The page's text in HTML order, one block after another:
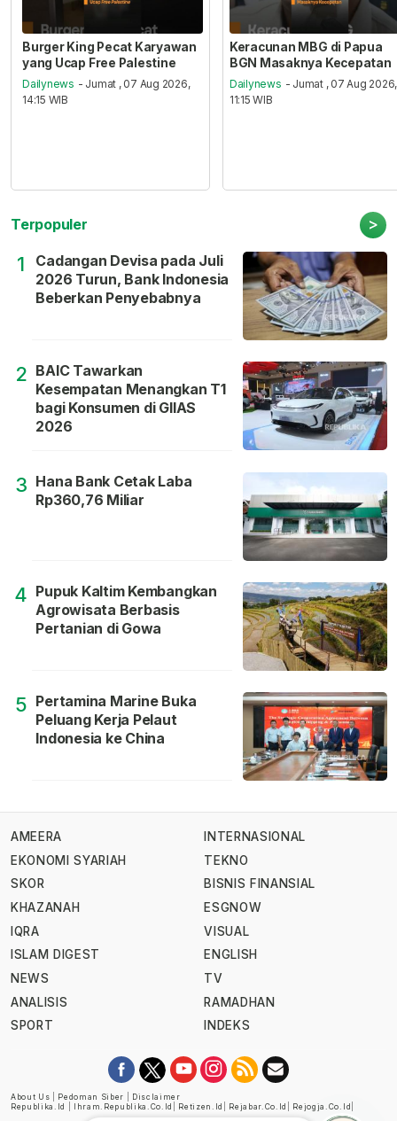
Burger King Pecat Karyawan
yang Ucap Free Palestine
Dailynews - Jumat , 07 Aug 2026,
14:15 WIB
Keracunan MBG di Papua
BGN Masaknya Kecepatan
Dailynews - Jumat , 07 Aug 2026,
11:15 WIB
Terpopuler >
1
Cadangan Devisa pada Juli
2026 Turun, Bank Indonesia
Beberkan Penyebabnya
2 BAIC Tawarkan
Kesempatan Menangkan T1
bagi Konsumen di GIIAS
2026
3 Hana Bank Cetak Laba
Rp360,76 Miliar
4 Pupuk Kaltim Kembangkan
Agrowisata Berbasis
Pertanian di Gowa
5 Pertamina Marine Buka
Peluang Kerja Pelaut
Indonesia ke China
AMEERA
EKONOMI SYARIAH
SKOR
KHAZANAH
IQRA
ISLAM DIGEST
NEWS
ANALISIS
SPORT
INTERNASIONAL
TEKNO
BISNIS FINANSIAL
ESGNOW
VISUAL
ENGLISH
TV
RAMADHAN
INDEKS
About Us Pedoman Siber
Disclaimer
Republika.id
Ihram.republika.co.id Retizen.id Rejabar.co.id Rejogja.co.id